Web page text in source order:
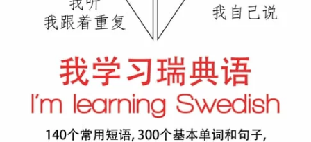
男裝 化妝保養 情趣用品
日本購物 電子/紙本書
HOT